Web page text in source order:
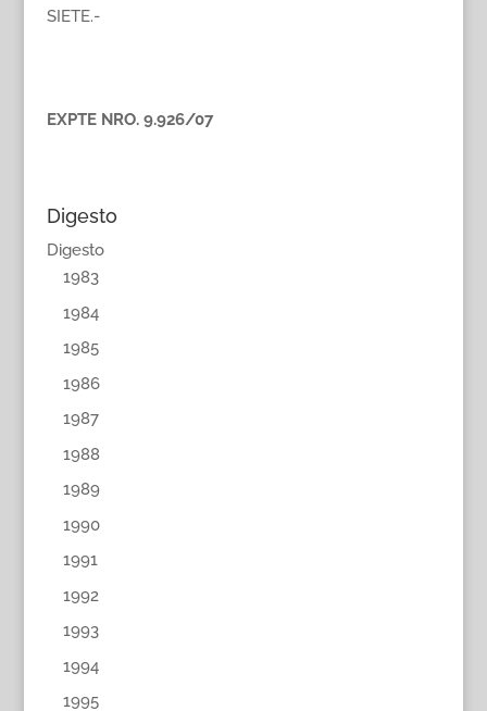
SIETE.-
EXPTE NRO. 9.926/07
Digesto
Digesto
1983
1984
1985
1986
1987
1988
1989
1990
1991
1992
1993
1994
1995